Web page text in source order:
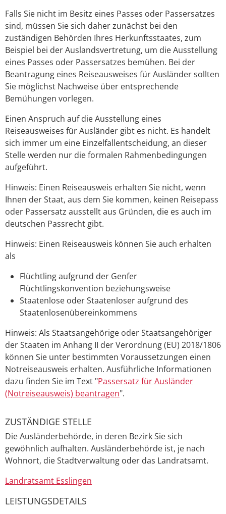
Falls Sie nicht im Besitz eines Passes oder Passersatzes
sind, müssen Sie sich daher zunächst bei den
zuständigen Behörden Ihres Herkunftsstaates, zum
Beispiel bei der Auslandsvertretung, um die Ausstellung
eines Passes oder Passersatzes bemühen. Bei der
Beantragung eines Reiseausweises für Ausländer sollten
Sie möglichst Nachweise über entsprechende
Bemühungen vorlegen.
Einen Anspruch auf die Ausstellung eines
Reiseausweises für Ausländer gibt es nicht. Es handelt
sich immer um eine Einzelfallentscheidung, an dieser
Stelle werden nur die formalen Rahmenbedingungen
aufgeführt.
Hinweis: Einen Reiseausweis erhalten Sie nicht, wenn
Ihnen der Staat, aus dem Sie kommen, keinen Reisepass
oder Passersatz ausstellt aus Gründen, die es auch im
deutschen Passrecht gibt.
Hinweis: Einen Reiseausweis können Sie auch erhalten
als
Flüchtlingaufgrund der Genfer
Flüchtlingskonvention beziehungsweise
Staatenloseoder Staatenloseraufgrund des
Staatenlosenübereinkommens
Hinweis: Als Staatsangehörige oder Staatsangehöriger
der Staaten im Anhang II der Verordnung (EU) 2018/1806
können Sie unter bestimmten Voraussetzungen einen
Notreiseausweis erhalten. Ausführliche Informationen
dazu finden Sie im Text "Passersatz für Ausländer
(Notreiseausweis) beantragen".
ZUSTÄNDIGE STELLE
Die Ausländerbehörde, in deren Bezirk Sie sich
gewöhnlich aufhalten. Ausländerbehörde ist, je nach
Wohnort, die Stadtverwaltung oder das Landratsamt.
Landratsamt Esslingen
LEISTUNGSDETAILS